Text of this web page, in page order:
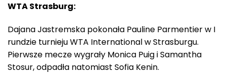
WTA Strasburg:
Dajana Jastremska pokonała Pauline Parmentier w I
rundzie turnieju WTA International w Strasburgu.
Pierwsze mecze wygrały Monica Puig i Samantha
Stosur, odpadła natomiast Sofia Kenin.